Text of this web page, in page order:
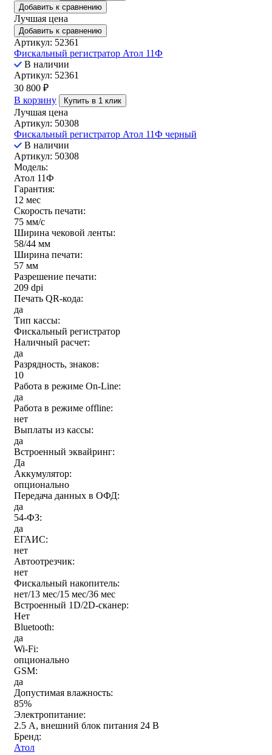
Добавить к сравнению
Лучшая цена
Добавить к сравнению
Артикул: 52361
Фискальный регистратор Атол 11Ф
В наличии
Артикул: 52361
30 800 ₽
В корзину
Купить в 1 клик
Лучшая цена
Артикул: 50308
Фискальный регистратор Атол 11Ф черный
В наличии
Артикул: 50308
Модель:
Атол 11Ф
Гарантия:
12 мес
Скорость печати:
75 мм/с
Ширина чековой ленты:
58/44 мм
Ширина печати:
57 мм
Разрешение печати:
209 dpi
Печать QR-кода:
да
Тип кассы:
Фискальный регистратор
Наличный расчет:
да
Разрядность, знаков:
10
Работа в режиме On-Line:
да
Работа в режиме offline:
нет
Выплаты из кассы:
да
Встроенный эквайринг:
Да
Аккумулятор:
опционально
Передача данных в ОФД:
да
54-ФЗ:
да
ЕГАИС:
нет
Автоотрезчик:
нет
Фискальный накопитель:
нет/13 мес/15 мес/36 мес
Встроенный 1D/2D-сканер:
Нет
Bluetooth:
да
Wi-Fi:
опционально
GSM:
да
Допустимая влажность:
85%
Электропитание:
2.5 А, внешний блок питания 24 В
Бренд:
Атол